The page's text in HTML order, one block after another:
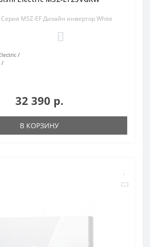
MSZ-EF Дизайн инвертор White
32 390 р.
В КОРЗИНУ